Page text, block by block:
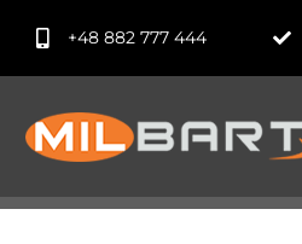
+48 882 777 444